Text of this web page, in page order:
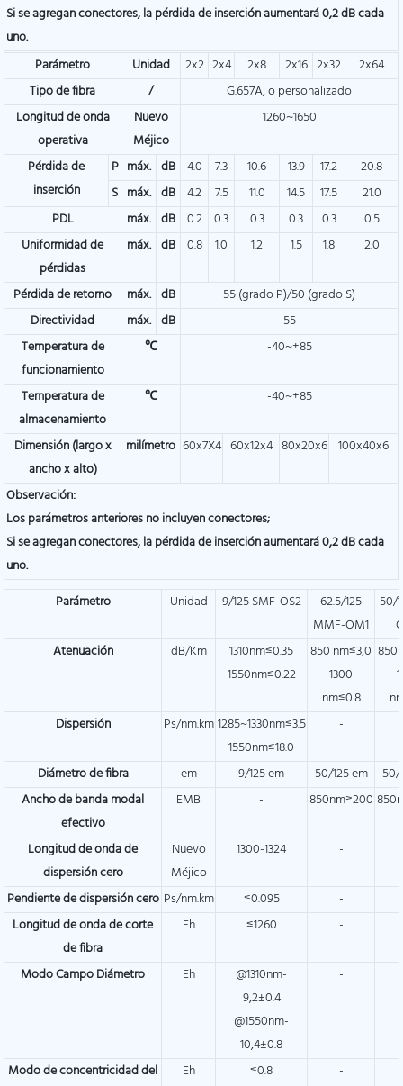
Si se agregan conectores, la pérdida de inserción aumentará 0,2 dB cada
uno.
Parámetro
Unidad 2x2 2x4 2x8 2x16 2x32
2x64
Tipo de fibra
/
G.657A, o personalizado
Longitud de onda
operativa
Nuevo
Méjico
1260~1650
Pérdida de
inserción
P máx. dB 4.0 7.3 10.6 13.9 17.2
20.8
S máx. dB 4.2 7.5 11.0 14.5 17.5
21.0
PDL
máx. dB 0.2 0.3 0.3 0.3 0.3
0.5
Uniformidad de
pérdidas
máx. dB 0.8 1.0 1.2 1.5 1.8 2.0
Pérdida de retorno máx. dB
55 (grado P)/50 (grado S)
Directividad
máx. dB
55
Temperatura de
funcionamiento
℃ -40~+85
Temperatura de
almacenamiento
℃ -40~+85
Dimensión (largo x
ancho x alto)
milímetro 60x7X4 60x12x4 80x20x6 100x40x6
Observación:
Los parámetros anteriores no incluyen conectores;
Si se agregan conectores, la pérdida de inserción aumentará 0,2 dB cada
uno.
Parámetro
Unidad 9/125 SMF-OS2
62.5/125
MMF-OM1
50/
Atenuación
dB/Km
1310nm≤0.35
1550nm≤0.22
850 nm≤3,0
1300
nm≤0.8
850
Dispersión
Ps/nm.km1285~1330nm≤3.5
1550nm≤18.0
-
Diámetro de fibra em 9/125 em 50/125 em
50/
Ancho de banda modal
efectivo
EMB - 850nm≥200
Longitud de onda de
dispersión cero
Nuevo
Méjico
1300-1324 -
Pendiente de dispersión cero Ps/nm.km ≤0.095
-
Longitud de onda de corte
de fibra
Eh ≤1260 -
Modo Campo Diámetro Eh
@1310nm-
9,2±0.4
@1550nm-
10,4±0.8
-
Modo de concentricidad del
Eh ≤0.8 -